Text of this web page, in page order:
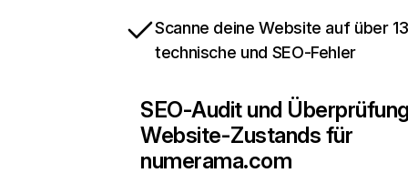
Scanne deine Website auf über
technische und SEO-Fehler
SEO-Audit und
Website-Zustands für
numerama.com